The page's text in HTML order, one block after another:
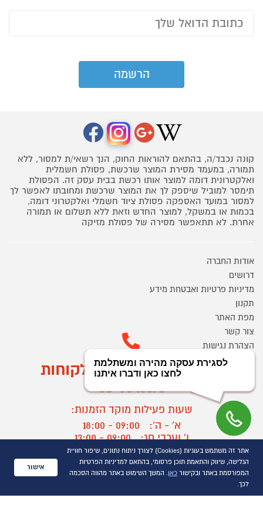
קונה נכבד/ה, בהתאם להוראות החוק, הנך רשאי/ת למסור, ללא
תמורה, במעמד מסירת המוצר שרכשת, פסולת חשמלית
ואלקטרונית דומה למוצר אותו רכשת בבית עסק זה. הפסולת
תימסר למוביל שיספק לך את המוצר שרכשת ומחובתו לאפשר לך
למסור במועד האספקה פסולת ציוד חשמלי ואלקטרוני דומה,
בכמות או במשקל, למוצר החדש וזאת ללא תשלום או תמורה
אחרת. לא תתאפשר מסירה של פסולת מזיקה
אודות החברה
דרושים
מדיניות פרטיות ואבטחת מידע
תקנון
מפת האתר
צור קשר
הצהרת נגישות
מוקד הזמנות ושירות לקוחות
03-9545370
שעות פעילות מוקד הזמנות:
א' - ה':
09:00 - 18:00
ו' וערבי חג:
09:00 - 13:00
שעות פעילות מוקד שירות לקוחות:
א' - ד':
09:00 - 16:30
חול המועד
09:00 - 15:00
אתר זה משתמש בעוגיות (Cookies) לצורך ניתוח נתונים, שיפור חוויית
הגלישה, שיווק והתאמת תוכן פרסומי, בהתאם למדיניות הפרטיות
המפורסמת באתר ובקישור כאן. המשך השימוש באתר מהווה הסכמה
לכך.
אישור